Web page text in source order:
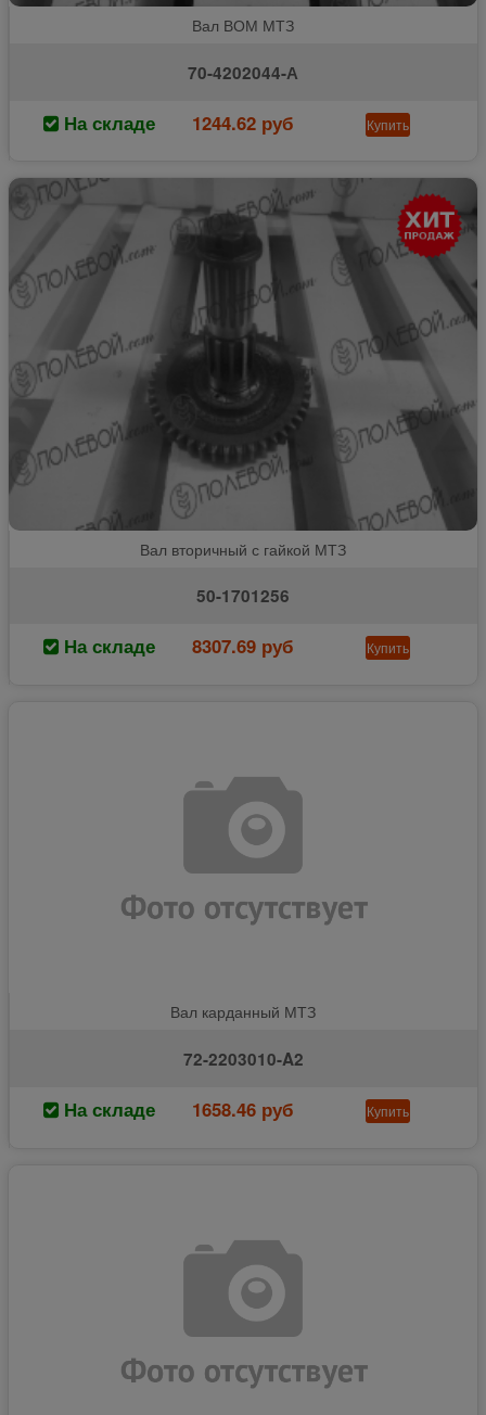
Вал ВОМ МТЗ
70-4202044-А
На складе 1244.62 руб Купить
Вал вторичный с гайкой МТЗ
50-1701256
На складе 8307.69 руб Купить
Вал карданный МТЗ
72-2203010-A2
На складе 1658.46 руб Купить